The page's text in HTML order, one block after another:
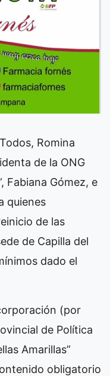
Romina
de la ONG
Fabiana Gómez, e
quienes
de las
de Capilla del
dado el
(por
de Política
Amarillas”
obligatorio